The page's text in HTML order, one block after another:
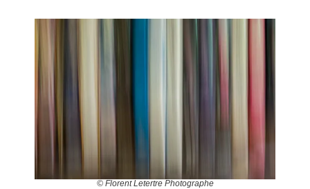
© Florent Letertre Photographe